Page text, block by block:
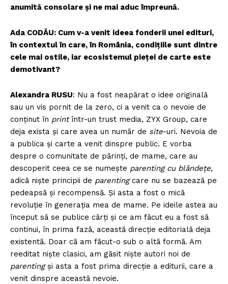
anumită consolare şi ne mai aduc împreună.
Ada CODĂU: Cum v-a venit ideea fonderii unei edituri,
în contextul în care, în România, condițiile sunt dintre
cele mai ostile, iar ecosistemul pieței de carte este
demotivant?
Alexandra RUSU: Nu a fost neapărat o idee originală
sau un vis pornit de la zero, ci a venit ca o nevoie de
conţinut în printîntr-un trust media, ZYX Group, care
deja exista și care avea un număr de site-uri. Nevoia de
a publica și carte a venit dinspre public. E vorba
despre o comunitate de părinți, de mame, care au
descoperit ceea ce se numește parenting cu blândețe,
adică niște principii de parentingcare nu se bazează pe
pedeapsă și recompensă. Și asta a fost o mică
revoluție în generația mea de mame. Pe ideile astea au
început să se publice cărți și ce am făcut eu a fost să
continui, în prima fază, această direcție editorială deja
existentă. Doar că am făcut-o sub o altă formă. Am
reeditat niște clasici, am găsit niște autori noi de
parentingși asta a fost prima direcție a editurii, care a
venit dinspre această nevoie.